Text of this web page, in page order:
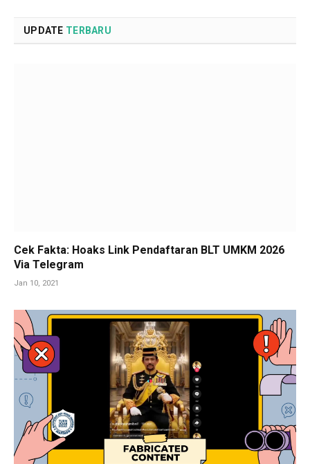
UPDATE TERBARU
Cek Fakta: Hoaks Link Pendaftaran BLT UMKM 2026
Via Telegram
Jan 10, 2021